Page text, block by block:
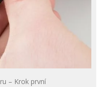
– Krok první